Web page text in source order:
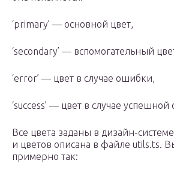
‘primary’ — основной цвет,
‘secondary’ — вспомогательный
‘error’ — цвет в случае ошибки,
‘success’ — цвет в случае
Все цвета заданы в дизайн-
и цветов описана в файле utils.ts.
примерно так: